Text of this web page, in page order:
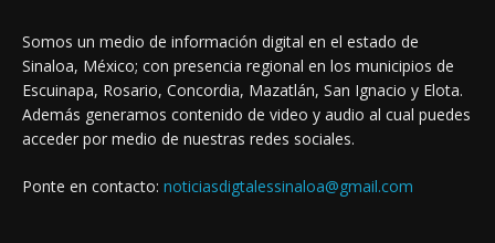
Somos un medio de información digital en el estado de
Sinaloa, México; con presencia regional en los municipios de
Escuinapa, Rosario, Concordia, Mazatlán, San Ignacio y Elota.
Además generamos contenido de video y audio al cual puedes
acceder por medio de nuestras redes sociales.
Ponte en contacto: noticiasdigtalessinaloa@gmail.com